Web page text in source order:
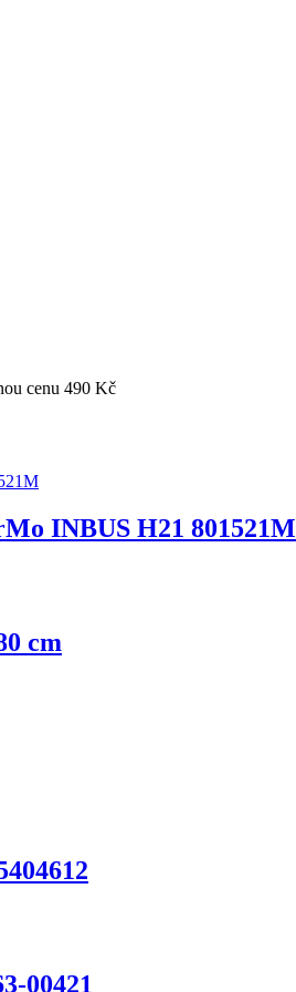
cenu 490 Kč
INBUS H21 801521M
cm
00421